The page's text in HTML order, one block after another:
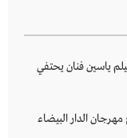
ياسين فنان يحتفي
الدار البيضاء